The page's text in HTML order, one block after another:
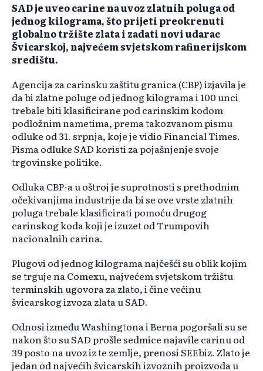
SAD je uveo carine na uvoz zlatnih poluga od
jednog kilograma, što prijeti preokrenuti
globalno tržište zlata i zadati novi udarac
Švicarskoj, najvećem svjetskom rafinerijskom
središtu.
Agencija za carinsku zaštitu granica (CBP) izjavila je
da bi zlatne poluge od jednog kilograma i 100 unci
trebale biti klasificirane pod carinskim kodom
podložnim nametima, prema takozvanom pismu
odluke od 31. srpnja, koje je vidio Financial Times.
Pisma odluke SAD koristi za pojašnjenje svoje
trgovinske politike.
Odluka CBP-a u oštroj je suprotnosti s prethodnim
očekivanjima industrije da bi se ove vrste zlatnih
poluga trebale klasificirati pomoću drugog
carinskog koda koji je izuzet od Trumpovih
nacionalnih carina.
Plugovi od jednog kilograma najčešći su oblik kojim
se trguje na Comexu, najvećem svjetskom tržištu
terminskih ugovora za zlato, i čine većinu
švicarskog izvoza zlata u SAD.
Odnosi između Washingtona i Berna pogoršali su se
nakon što su SAD prošle sedmice najavile carinu od
39 posto na uvoz iz te zemlje, prenosi SEEbiz. Zlato je
jedan od najvećih švicarskih izvoznih proizvoda u